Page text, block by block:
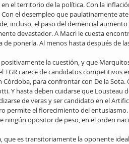
el territorio de la política. Con la
el desempleo que paulatinamente
incluso, el paso del demencial
devastador. A Macri le cuesta
ponerla. Al menos hasta después de
positivamente la cuestión, y que
TGR carece de candidatos competitivos
Córdoba, para confrontar con De la
Y hasta deben cuidarse que Lousteau
de veras y ser candidato en el
permite el florecimiento del
ningún opositor de peso, en el orden
que es transitoriamente la oponente